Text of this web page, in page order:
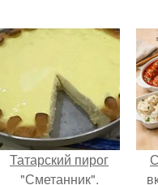
Татарский пирог
"Сметанник".